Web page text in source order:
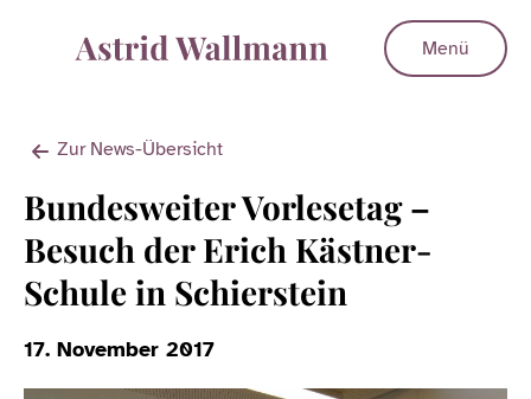
Menü
Zur News-Übersicht
Bundesweiter Vorlesetag –
Besuch der Erich Kästner-
Schule in Schierstein
17. November 2017